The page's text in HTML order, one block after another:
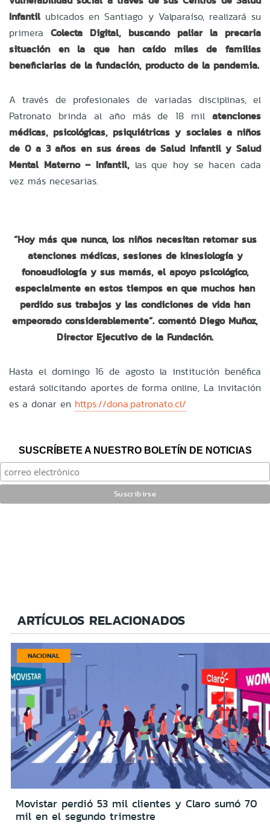
Infantil ubicados en Santiago y Valparaíso, realizará su
primera Colecta Digital, buscando paliar la precaria
situación en la que han caído miles de familias
beneficiarias de la fundación, producto de la pandemia.
A través de profesionales de variadas disciplinas, el
Patronato brinda al año más de 18 mil atenciones
médicas, psicológicas, psiquiátricas y sociales a niños
de 0 a 3 años en sus áreas de Salud Infantil y Salud
Mental Materno – Infantil, las que hoy se hacen cada
vez más necesarias.
“Hoy más que nunca, los niños necesitan retomar sus
atenciones médicas, sesiones de kinesiología y
fonoaudiología y sus mamás, el apoyo psicológico,
especialmente en estos tiempos en que muchos han
perdido sus trabajos y las condiciones de vida han
empeorado considerablemente”. comentó Diego Muñoz,
Director Ejecutivo de la Fundación.
Hasta el domingo 16 de agosto la institución benéfica
estará solicitando aportes de forma online, La invitación
es a donar en https://dona.patronato.cl/
SUSCRÍBETE A NUESTRO BOLETÍN DE NOTICIAS
ARTÍCULOS RELACIONADOS
NACIONAL
Movistar perdió 53 mil clientes y Claro sumó 70
mil en el segundo trimestre